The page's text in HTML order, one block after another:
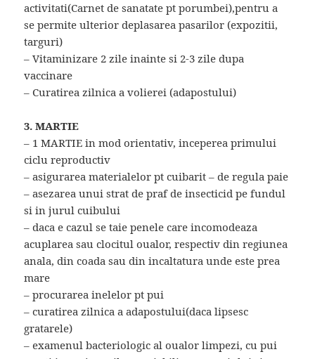
activitati(Carnet de sanatate pt porumbei),pentru a
se permite ulterior deplasarea pasarilor (expozitii,
targuri)
– Vitaminizare 2 zile inainte si 2-3 zile dupa
vaccinare
– Curatirea zilnica a volierei (adapostului)
3. MARTIE
– 1 MARTIE in mod orientativ, inceperea primului
ciclu reproductiv
– asigurarea materialelor pt cuibarit – de regula paie
– asezarea unui strat de praf de insecticid pe fundul
si in jurul cuibului
– daca e cazul se taie penele care incomodeaza
acuplarea sau clocitul oualor, respectiv din regiunea
anala, din coada sau din incaltatura unde este prea
mare
– procurarea inelelor pt pui
– curatirea zilnica a adapostului(daca lipsesc
gratarele)
– examenul bacteriologic al oualor limpezi, cu pui